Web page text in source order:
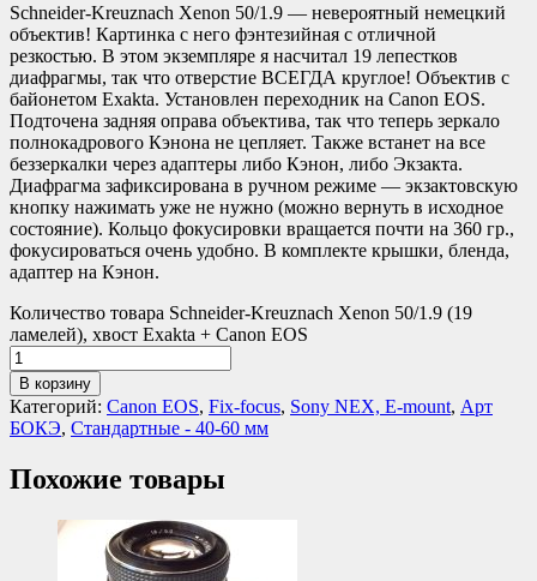
Schneider-Kreuznach Xenon 50/1.9 — невероятный немецкий
объектив! Картинка с него фэнтезийная с отличной
резкостью. В этом экземпляре я насчитал 19 лепестков
диафрагмы, так что отверстие ВСЕГДА круглое! Объектив с
байонетом Exakta. Установлен переходник на Canon EOS.
Подточена задняя оправа объектива, так что теперь зеркало
полнокадрового Кэнона не цепляет. Также встанет на все
беззеркалки через адаптеры либо Кэнон, либо Экзакта.
Диафрагма зафиксирована в ручном режиме — экзактовскую
кнопку нажимать уже не нужно (можно вернуть в исходное
состояние). Кольцо фокусировки вращается почти на 360 гр.,
фокусироваться очень удобно. В комплекте крышки, бленда,
адаптер на Кэнон.
Количество товара Schneider-Kreuznach Xenon 50/1.9 (19
ламелей), хвост Exakta + Canon EOS
В корзину
Категорий: Canon EOS, Fix-focus, Sony NEX, E-mount, Арт
БОКЭ, Стандартные - 40-60 мм
Похожие товары